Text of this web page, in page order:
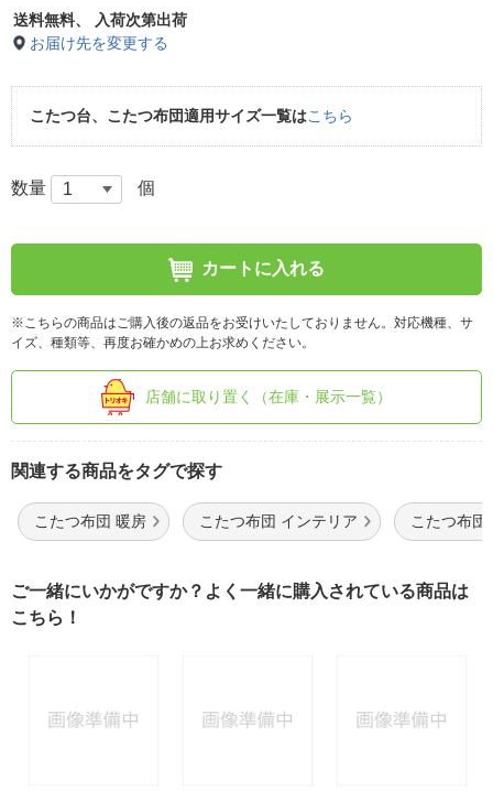
送料無料、
入荷次第出荷
お届け先を変更する
こたつ台、こたつ布団適用サイズ一覧はこちら
数量 個
カートに入れる
※こちらの商品はご購入後の返品をお受けいたしておりません。対応機種、サ
イズ、種類等、再度お確かめの上お求めください。
店舗に取り置く（在庫・展示一覧）
関連する商品をタグで探す
こたつ布団 暖房 こたつ布団 インテリア こたつ布団
ご一緒にいかがですか？よく一緒に購入されている商品は
こちら！